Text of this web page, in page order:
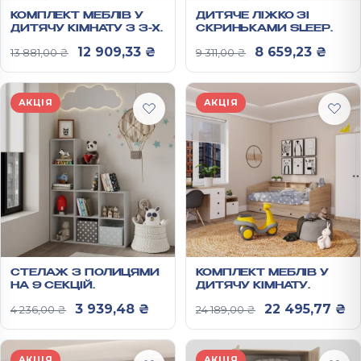
КОМПЛЕКТ МЕБЛІВ У
ДИТЯЧУ КІМНАТУ З 3-Х
ШАФА/ПИСЬМОВИЙ
13 881,00₴ Оригінальна ціна: 13 881,00 ₴.
12 909,33 ₴ Поточна ціна: 12 909,33 ₴.
ДИТЯЧЕ ЛІЖКО ЗІ
СКРИНЬКАМИ SLEEP
ОСНОВА + ЛАМЕЛІ
9 311,00₴ Оригінальна
8 659,23 ₴
АКЦІЯ
СТЕЛАЖ З ПОЛИЦЯМИ
НА 9 СЕКЦІЙ
4 236,00₴ Оригінальна ціна: 4 236,00 ₴.
3 939,48 ₴ Поточна ціна: 3 939,48 ₴.
АКЦІЯ
КОМПЛЕКТ МЕБЛІВ У
ДИТЯЧУ КІМНАТУ
24 189,00₴ Оригінальна
22 495,77 ₴